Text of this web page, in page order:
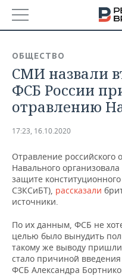
БАШКОРТОСТАН
ТАТАРСТАН
НОВОСТИ
АНАЛИТИКА
ДЕКЛАРАЦИИ О
КОРОЛИ ГОСЗАКАЗА
ВУЗЫ ТАТАРСТАНА
КОМУ ПРИНАДЛЕЖАТ
ТОРГОВЫЕ ЦЕНТРЫ
ТАТАРСТАНА
НОВОСТИ ЭКОНОМИКИ
ФИНАНСЫ
БАНКИ
БЮДЖЕТ
ИНВЕСТИЦИИ
ПРОМЫШЛЕННОСТЬ
НОВОСТИ
ПРОМЫШЛЕННОСТИ
МАШИНОСТРОЕНИЕ
НЕФТЕХИМИЯ
НЕДВИЖИМОСТЬ
НОВОСТИ
АВТО
НОВОСТИ АВТО
БИЗНЕС
НОВОСТИ БИЗНЕСА
ТЕХНОЛОГИИ
ОБЩЕСТВО
СМИ назвали
ФСБ России
отравлению
17:23, 16.10.2020
Отравление российского
Навального
защите
СЗКСиБТ), рассказали
источники.
По их данным, ФСБ не
целью было вынудить
такому же выводу
стало причиной
ФСБ Александра